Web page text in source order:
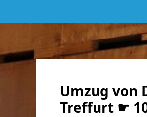
Umzug von
Treffurt ☛